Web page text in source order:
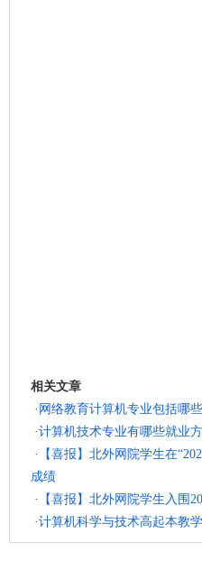
相关文章
· 网络教育计算机专业包括哪
·计算机技术专业有哪些就业
·
【喜报】北外网院学生在
成绩
·
【喜报】北外网院学生入围
·计算机科学与技术高起本教